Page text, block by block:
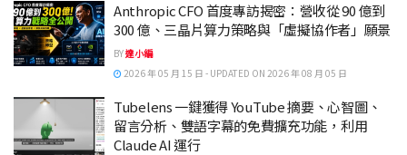
Anthropic CFO 首度專訪揭密：營收從 90 億到
300 億、三晶片算力策略與「虛擬協作者」願景
BY達小編
2026 年 05 月 15 日 - UPDATED ON 2026 年 08 月 05 日
Tubelens 一鍵獲得 YouTube 摘要、心智圖、
留言分析、雙語字幕的免費擴充功能，利用
Claude AI 運行